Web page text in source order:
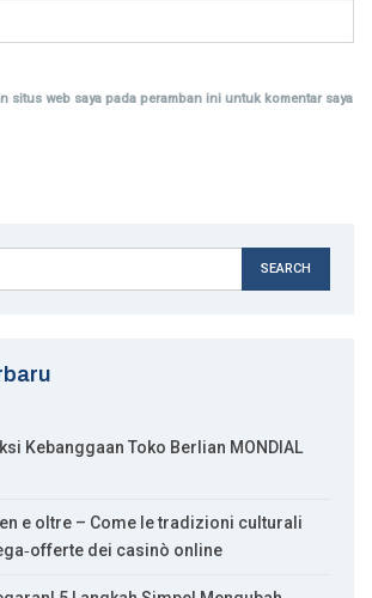
situs web saya pada peramban ini untuk komentar saya
Kebanggaan Toko Berlian MONDIAL
e oltre – Come le tradizioni culturali
dei casinò online